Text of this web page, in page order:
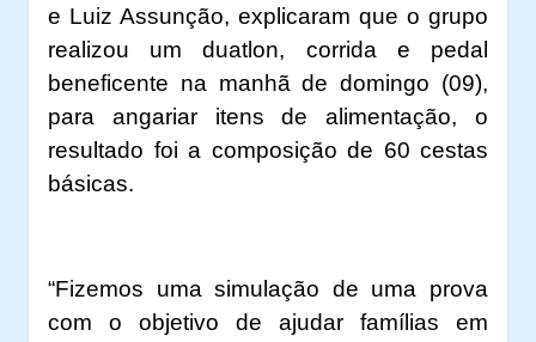
e Luiz Assunção, explicaram que o grupo
realizou um duatlon, corrida e pedal
beneficente na manhã de domingo (09),
para angariar itens de alimentação, o
resultado foi a composição de 60 cestas
básicas.
“Fizemos uma simulação de uma prova
com o objetivo de ajudar famílias em